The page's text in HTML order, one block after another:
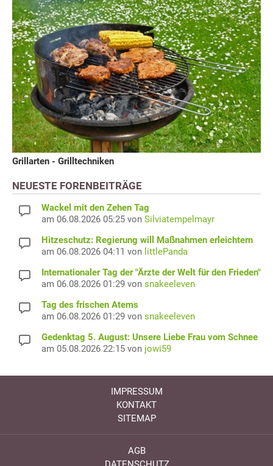
Grillarten - Grilltechniken
NEUESTE FORENBEITRÄGE
Wackel mit den Zehen Tag
am 06.08.2026 05:25 von Silviatempelmayr
Hitzeschutz: Regierung will Maßnahmen erleichtern
am 06.08.2026 04:11 von littlePanda
Internationaler Tag der "Ärzte der Welt für den Frieden"
am 06.08.2026 01:29 von snakeeleven
Tag des frischen Atems
am 06.08.2026 01:29 von snakeeleven
Gedenktag 5. August: Unsere Liebe Frau vom Schnee
am 05.08.2026 22:15 von jowi59
IMPRESSUM
KONTAKT
SITEMAP
AGB